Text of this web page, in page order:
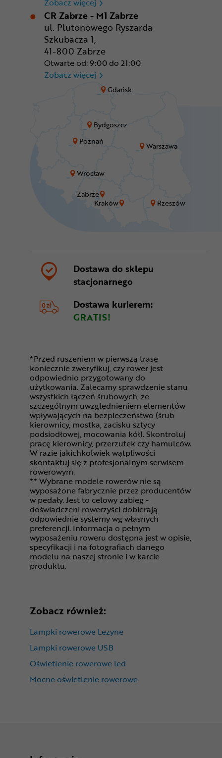
Bydgoszcz
Gdańsk
Kraków
Poznań
Rzeszów
Warszawa
Wrocław
Zabrze
CR Zabrze - M1 Zabrze
ul. Plutonowego Ryszarda
Szkubacza 1,
41-800 Zabrze
Otwarte od: 9:00 do 21:00
Zobacz więcej CR Zabrze - M1 Zabrze
Dostawa do sklepu
stacjonarnego
Dostawa kurierem:
GRATIS!
*Przed ruszeniem w pierwszą trasę
koniecznie zweryfikuj, czy rower jest
odpowiednio przygotowany do
użytkowania. Zalecamy sprawdzenie stanu
wszystkich łączeń śrubowych, ze
szczególnym uwzględnieniem elementów
wpływających na bezpieczeństwo (śrub
kierownicy, mostka, zacisku sztycy
podsiodłowej, mocowania kół). Skontroluj
pracę kierownicy, przerzutek czy hamulców.
W razie jakichkolwiek wątpliwości
skontaktuj się z profesjonalnym serwisem
rowerowym.
** Wybrane modele rowerów nie są
wyposażone fabrycznie przez producentów
w pedały. Jest to celowy zabieg -
doświadczeni rowerzyści dobierają
odpowiednie systemy wg własnych
preferencji. Informacja o pełnym
wyposażeniu roweru dostępna jest w opisie,
specyfikacji i na fotografiach danego
modelu na naszej stronie i w karcie
produktu.
Zobacz również:
Lampki rowerowe Lezyne
Lampki rowerowe USB
Oświetlenie rowerowe led
Mocne oświetlenie rowerowe